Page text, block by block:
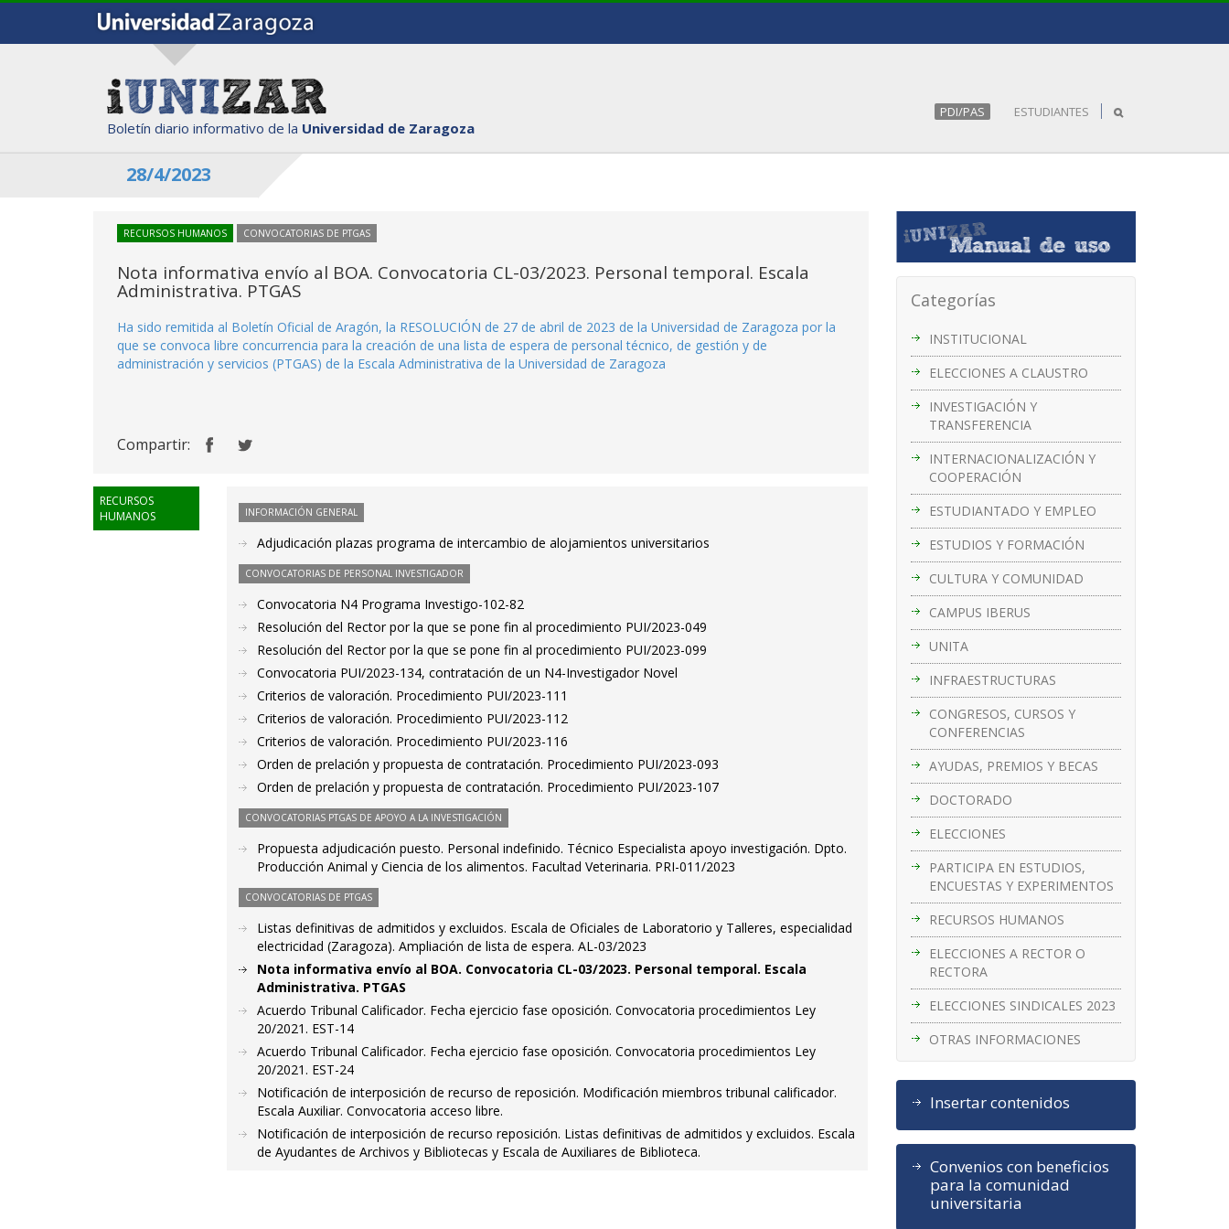
Boletín diario informativo de la Universidad de Zaragoza
PDI/PAS ESTUDIANTES
28/4/2023
Categorías
INSTITUCIONAL
ELECCIONES A CLAUSTRO
INVESTIGACIÓN Y
TRANSFERENCIA
INTERNACIONALIZACIÓN Y
COOPERACIÓN
ESTUDIANTADO Y EMPLEO
ESTUDIOS Y FORMACIÓN
CULTURA Y COMUNIDAD
CAMPUS IBERUS
UNITA
INFRAESTRUCTURAS
CONGRESOS, CURSOS Y
CONFERENCIAS
AYUDAS, PREMIOS Y BECAS
DOCTORADO
ELECCIONES
PARTICIPA EN ESTUDIOS,
ENCUESTAS Y EXPERIMENTOS
RECURSOS HUMANOS
ELECCIONES A RECTOR O
RECTORA
ELECCIONES SINDICALES 2023
OTRAS INFORMACIONES
Insertar contenidos
Convenios con beneficios
para la comunidad
universitaria
RECURSOS HUMANOS CONVOCATORIAS DE PTGAS
Nota informativa envío al BOA. Convocatoria CL-03/2023. Personal temporal. Escala
Administrativa. PTGAS
Ha sido remitida al Boletín Oficial de Aragón, la RESOLUCIÓN de 27 de abril de 2023 de la Universidad de Zaragoza por la
que se convoca libre concurrencia para la creación de una lista de espera de personal técnico, de gestión y de
administración y servicios (PTGAS) de la Escala Administrativa de la Universidad de Zaragoza
Compartir:
RECURSOS
HUMANOS
INFORMACIÓN GENERAL
Adjudicación plazas programa de intercambio de alojamientos universitarios
CONVOCATORIAS DE PERSONAL INVESTIGADOR
Convocatoria N4 Programa Investigo-102-82
Resolución del Rector por la que se pone fin al procedimiento PUI/2023-049
Resolución del Rector por la que se pone fin al procedimiento PUI/2023-099
Convocatoria PUI/2023-134, contratación de un N4-Investigador Novel
Criterios de valoración. Procedimiento PUI/2023-111
Criterios de valoración. Procedimiento PUI/2023-112
Criterios de valoración. Procedimiento PUI/2023-116
Orden de prelación y propuesta de contratación. Procedimiento PUI/2023-093
Orden de prelación y propuesta de contratación. Procedimiento PUI/2023-107
CONVOCATORIAS PTGAS DE APOYO A LA INVESTIGACIÓN
Propuesta adjudicación puesto. Personal indefinido. Técnico Especialista apoyo investigación. Dpto.
Producción Animal y Ciencia de los alimentos. Facultad Veterinaria. PRI-011/2023
CONVOCATORIAS DE PTGAS
Listas definitivas de admitidos y excluidos. Escala de Oficiales de Laboratorio y Talleres, especialidad
electricidad (Zaragoza). Ampliación de lista de espera. AL-03/2023
Nota informativa envío al BOA. Convocatoria CL-03/2023. Personal temporal. Escala
Administrativa. PTGAS
Acuerdo Tribunal Calificador. Fecha ejercicio fase oposición. Convocatoria procedimientos Ley
20/2021. EST-14
Acuerdo Tribunal Calificador. Fecha ejercicio fase oposición. Convocatoria procedimientos Ley
20/2021. EST-24
Notificación de interposición de recurso de reposición. Modificación miembros tribunal calificador.
Escala Auxiliar. Convocatoria acceso libre.
Notificación de interposición de recurso reposición. Listas definitivas de admitidos y excluidos. Escala
de Ayudantes de Archivos y Bibliotecas y Escala de Auxiliares de Biblioteca.